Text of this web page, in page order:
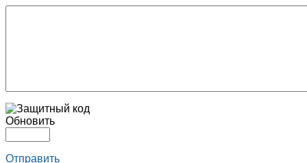
Обновить
Отправить